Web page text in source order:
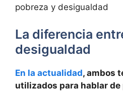
pobreza y desigualdad
La diferencia
desigualdad
En la actualidad, ambos
utilizados para hablar